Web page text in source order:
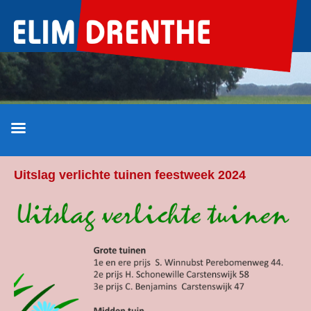
naar
inhoud
Uitslag verlichte tuinen feestweek 2024